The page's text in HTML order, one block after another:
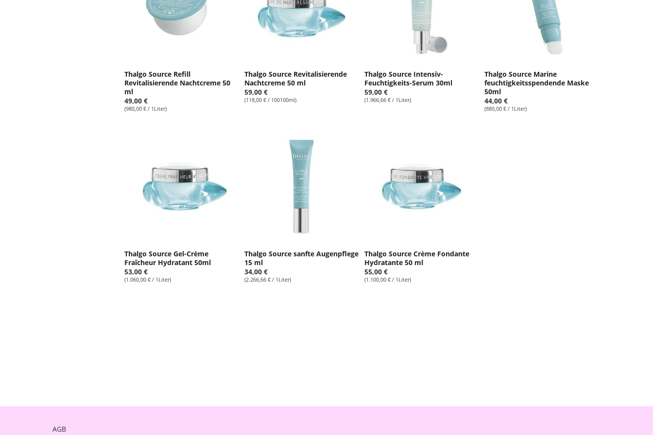
Thalgo Source Refill
Revitalisierende Nachtcreme 50
ml
49,00 €
(980,00 € / 1Liter)
Thalgo Source Revitalisierende
Nachtcreme 50 ml
59,00 €
(118,00 € / 100100ml)
Thalgo Source Intensiv-
Feuchtigkeits-Serum 30ml
59,00 €
(1.966,66 € / 1Liter)
Thalgo Source Marine
feuchtigkeitsspendende Maske
50ml
44,00 €
(880,00 € / 1Liter)
Thalgo Source Gel-Crème
Fraîcheur Hydratant 50ml
53,00 €
(1.060,00 € / 1Liter)
Thalgo Source sanfte Augenpflege
15 ml
34,00 €
(2.266,66 € / 1Liter)
Thalgo Source Crème Fondante
Hydratante 50 ml
55,00 €
(1.100,00 € / 1Liter)
AGB